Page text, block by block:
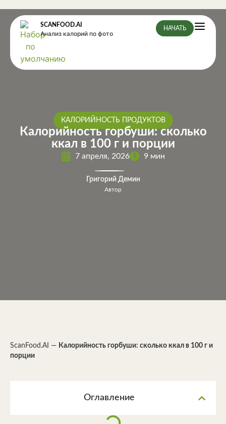
SCANFOOD.AI
Анализ калорий по фото
НАЧАТЬ
КАЛОРИЙНОСТЬ ПРОДУКТОВ
Калорийность горбуши: сколько
ккал в 100 г и порции
7 апреля, 2026 9 мин
Григорий Демин
Автор
ScanFood.AI — Калорийность горбуши: сколько ккал в 100 г и
порции
Оглавление